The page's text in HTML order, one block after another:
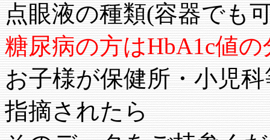
点眼液の種類(容器でも
糖尿病の方はHbA1c値
お子様が保健所・小児
指摘されたら